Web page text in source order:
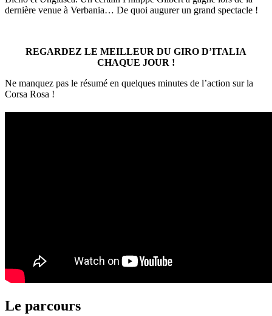
dernière venue à Verbania… De quoi augurer un grand spectacle !
REGARDEZ LE MEILLEUR DU GIRO D’ITALIA
CHAQUE JOUR !
Ne manquez pas le résumé en quelques minutes de l’action sur la
Corsa Rosa !
Le parcours